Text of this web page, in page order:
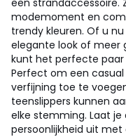
een strandaccessoire.
modemoment en
trendy kleuren. Of u
elegante look of meer
kunt het perfecte paar
Perfect om een
verfijning toe te
teenslippers kunnen
elke stemming. Laat
persoonlijkheid uit